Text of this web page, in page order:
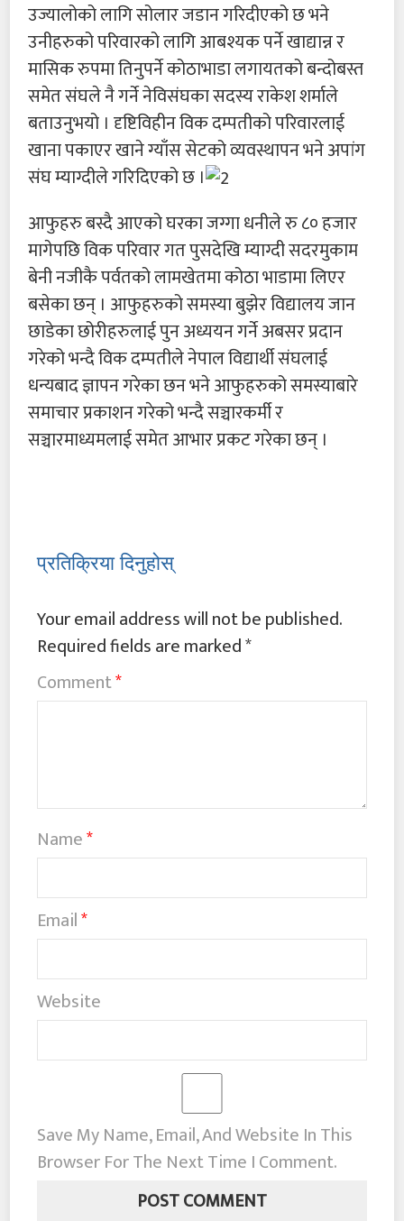
उज्यालोको लागि सोलार जडान गरिदीएको छ भने
उनीहरुको परिवारको लागि आबश्यक पर्ने खाद्यान्न र
मासिक रुपमा तिनुपर्ने कोठाभाडा लगायतको बन्दोबस्त
समेत संघले नै गर्ने नेविसंघका सदस्य राकेश शर्माले
बताउनुभयो । दृष्टिविहीन विक दम्पतीको परिवारलाई
खाना पकाएर खाने ग्याँस सेटको व्यवस्थापन भने अपांग
संघ म्याग्दीले गरिदिएको छ ।
आफुहरु बस्दै आएको घरका जग्गा धनीले रु ८० हजार
मागेपछि विक परिवार गत पुसदेखि म्याग्दी सदरमुकाम
बेनी नजीकै पर्वतको लामखेतमा कोठा भाडामा लिएर
बसेका छन् । आफुहरुको समस्या बुझेर विद्यालय जान
छाडेका छोरीहरुलाई पुन अध्ययन गर्ने अबसर प्रदान
गरेको भन्दै विक दम्पतीले नेपाल विद्यार्थी संघलाई
धन्यबाद ज्ञापन गरेका छन भने आफुहरुको समस्याबारे
समाचार प्रकाशन गरेको भन्दै सञ्चारकर्मी र
सञ्चारमाध्यमलाई समेत आभार प्रकट गरेका छन् ।
प्रतिक्रिया दिनुहोस्
Your email address will not be published.
Required fields are marked*
Comment*
Name*
Email*
Website
Save My Name, Email, And Website In This
Browser For The Next Time I Comment.